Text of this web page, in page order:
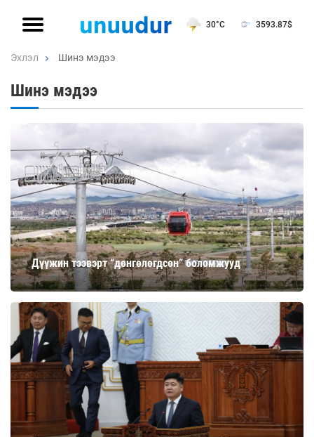
30°C 3593.87$
Эхлэл Шинэ мэдээ
Шинэ мэдээ
Дүүжин тээвэрт “дөнгөлөгдсөн” боломжууд